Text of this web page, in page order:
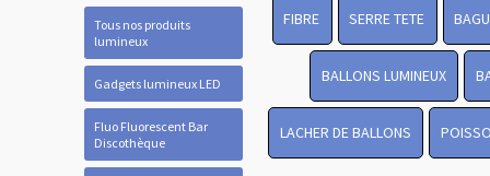
Tous nos produits
lumineux
Gadgets lumineux LED
Fluo Fluorescent Bar
Discothèque
FIBRE SERRE TETE
BALLONS LUMINEUX
LACHER DE BALLONS